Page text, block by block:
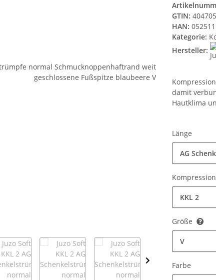
GTIN:
HAN:
Kategorie:
Hersteller:
damit
Hautklima
Länge
AG
KKL 2
Größe
V
Farbe